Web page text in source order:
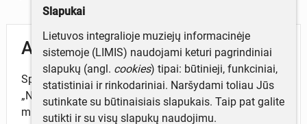
Aprašymas
Spaudinys. Straipsnis. R. Celenevičius.
„Nepriklausomoj Lietuvoje legenda tapęs Pupų dėdė
mirė skurde ir užmarštyje“.
Slapukai
Lietuvos integralioje muziejų informacinėje
sistemoje (LIMIS) naudojami keturi pagrindiniai
slapukų (angl. cookies) tipai: būtinieji, funkciniai,
statistiniai ir rinkodariniai. Naršydami toliau Jūs
sutinkate su būtinaisiais slapukais. Taip pat galite
sutikti ir su visų slapukų naudojimu.